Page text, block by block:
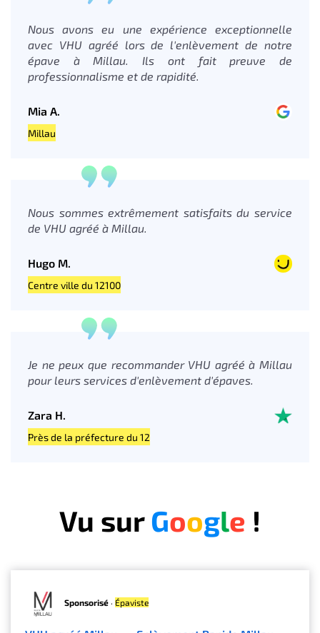
Nous avons eu une expérience exceptionnelle
avec VHU agréé lors de l'enlèvement de notre
épave à Millau. Ils ont fait preuve de
professionnalisme et de rapidité.
Mia A.
Millau
Nous sommes extrêmement satisfaits du service
de VHU agréé à Millau.
Hugo M.
Centre ville du 12100
Je ne peux que recommander VHU agréé à Millau
pour leurs services d'enlèvement d'épaves.
Zara H.
Près de la préfecture du 12
Vu surGoogle !
Sponsorisé · Épaviste